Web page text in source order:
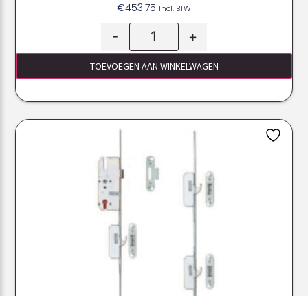
€453.75 Incl. BTW
- +
TOEVOEGEN AAN WINKELWAGEN